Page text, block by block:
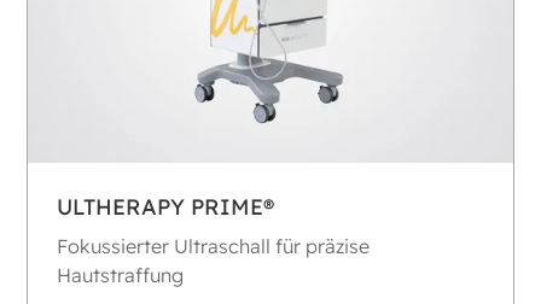
Häufig gestellte Fragen zu Ultherapy PRIME®
ULTHERAPY PRIME®
Fokussierter Ultraschall für präzise
Hautstraffung